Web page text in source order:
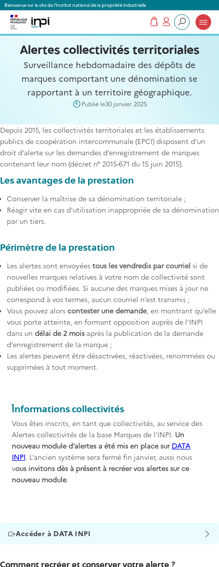
Bienvenue sur le site de l'Institut national de la propriété industrielle
Que recherchez-vous ?
Mon compte
Mon panier
Alertes collectivités territoriales
Surveillance hebdomadaire des dépôts de
marques comportant une dénomination se
rapportant à un territoire géographique.
Publié le30 janvier 2025
Depuis 2015, les collectivités territoriales et les établissements
publics de coopération intercommunale (EPCI) disposent d’un
droit d’alerte sur les demandes d’enregistrement de marques
contenant leur nom (décret n° 2015-671 du 15 juin 2015).
Les avantages de la prestation
Conserver la maîtrise de sa dénomination territoriale ;
Réagir vite en cas d'utilisation inappropriée de sa dénomination
par un tiers.
Périmètre de la prestation
Les alertes sont envoyées tous les vendredis par courriel si de
nouvelles marques relatives à votre nom de collectivité sont
publiées ou modifiées. Si aucune des marques mises à jour ne
correspond à vos termes, aucun courriel n’est transmis ;
Vous pouvez alors contester une demande, en montrant qu’elle
vous porte atteinte, en formant opposition auprès de l’INPI
dans un délai de 2 mois après la publication de la demande
d’enregistrement de la marque ;
Les alertes peuvent être désactivées, réactivées, renommées ou
supprimées à tout moment.
Titre
Informations collectivités
Contenu
Vous êtes inscrits, en tant que collectivités, au service des
Alertes collectivités de la base Marques de l’INPI. Un
nouveau module d’alertes a été mis en place sur DATA
INPI. L’ancien système sera fermé fin janvier, aussi nous
vous invitons dès à présent à recréer vos alertes sur ce
nouveau module.
Titre
Accéder à DATA INPI
Panneau de gestion des cookies